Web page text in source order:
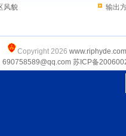
风貌
输出
Copyright 2026 www.riphyde.com
690758589@qq.com 苏ICP备